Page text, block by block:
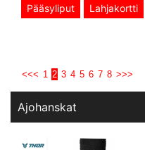
Pääsyliput
Lahjakortti
<<< 1 2 3 4 5 6 7 8 >>>
Ajohanskat